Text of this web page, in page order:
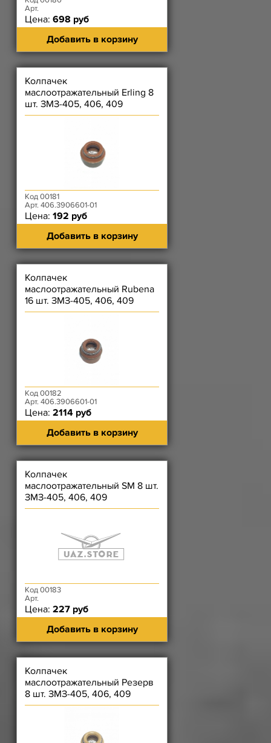
Арт.
Цена: 698 руб
Добавить в корзину
Колпачек
маслоотражательный Erling 8
шт. ЗМЗ-405, 406, 409
Код 00181
Арт. 406.3906601-01
Цена: 192 руб
Добавить в корзину
Колпачек
маслоотражательный Rubena
16 шт. ЗМЗ-405, 406, 409
Код 00182
Арт. 406.3906601-01
Цена: 2114 руб
Добавить в корзину
Колпачек
маслоотражательный SM 8 шт.
ЗМЗ-405, 406, 409
Код 00183
Арт.
Цена: 227 руб
Добавить в корзину
Колпачек
маслоотражательный Резерв
8 шт. ЗМЗ-405, 406, 409